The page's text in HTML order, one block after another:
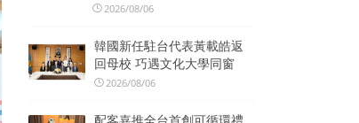
2026/08/06
韓國新任駐台代表黃載皓返
回母校 巧遇文化大學同窗
2026/08/06